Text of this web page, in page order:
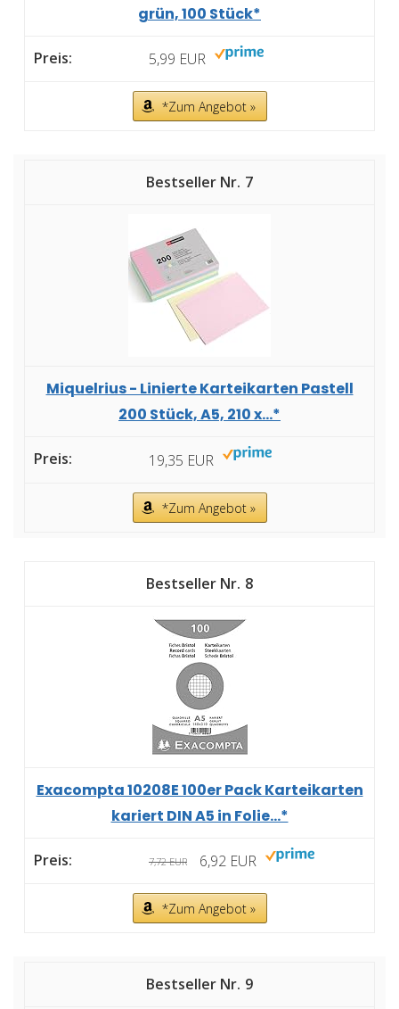
grün, 100 Stück*
5,99 EUR
*Zum Angebot »
7
Miquelrius - Linierte Karteikarten Pastell
200 Stück, A5, 210 x...*
19,35 EUR
*Zum Angebot »
8
Exacompta 10208E 100er Pack Karteikarten
kariert DIN A5 in Folie...*
7,72 EUR 6,92 EUR
*Zum Angebot »
9